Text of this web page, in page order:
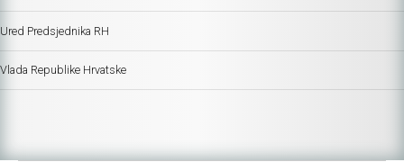
Ured Predsjednika RH
Vlada Republike Hrvatske